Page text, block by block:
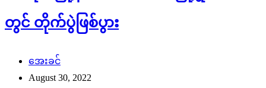
တွင် တိုက်ပွဲဖြစ်ပွား
အေးခင်
August 30, 2022